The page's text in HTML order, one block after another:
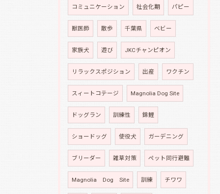
コミュニケーション 社会化期 パピー
獣医師 散歩 千葉県 ベビー
家族犬 遊び JKCチャンピオン
リラックスポジション 出産 ワクチン
スィートコテージ Magnolia Dog Site
ドッグラン 訓練性 錦鯉
ショードッグ 使役犬 ガーデニング
ブリーダー 雑草対策 ペット同行避難
Magnolia Dog Site 訓練 チワワ